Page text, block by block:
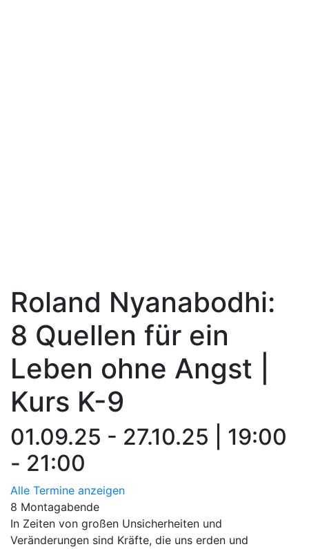
Roland Nyanabodhi:
8 Quellen für ein
Leben ohne Angst |
Kurs K-9
01.09.25 - 27.10.25 | 19:00
- 21:00
Alle Termine anzeigen
8 Montagabende
In Zeiten von großen Unsicherheiten und
Veränderungen sind Kräfte, die uns erden und